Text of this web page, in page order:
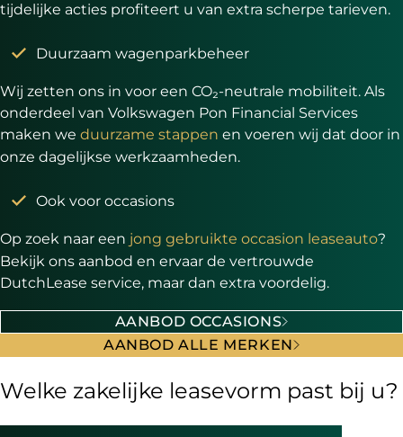
tijdelijke acties profiteert u van extra scherpe tarieven.
Duurzaam wagenparkbeheer
Wij zetten ons in voor een CO₂-neutrale mobiliteit. Als
onderdeel van Volkswagen Pon Financial Services
maken we duurzame stappen en voeren wij dat door in
onze dagelijkse werkzaamheden.
Ook voor occasions
Op zoek naar een jong gebruikte occasion leaseauto?
Bekijk ons aanbod en ervaar de vertrouwde
DutchLease service, maar dan extra voordelig.
AANBOD ALLE MERKEN
AANBOD OCCASIONS
Welke zakelijke leasevorm past bij u?